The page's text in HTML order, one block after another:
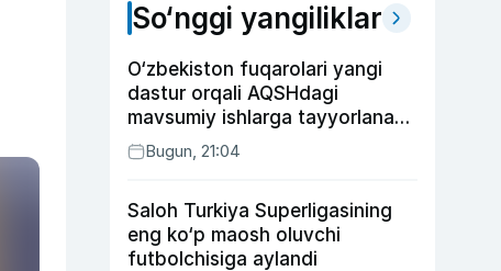
So‘nggi yangiliklar
O‘zbekiston fuqarolari yangi
dastur orqali AQSHdagi
mavsumiy ishlarga tayyorlanadi
va joylashtiriladi
Bugun, 21:04
Saloh Turkiya Superligasining
eng ko‘p maosh oluvchi
futbolchisiga aylandi